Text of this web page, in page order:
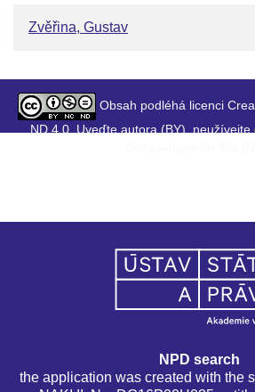
Zvěřina, Gustav
Obsah podléhá licenci
ND 4.0. Uveďte autora (BY), neužívejte
NPD search
the application was created with the